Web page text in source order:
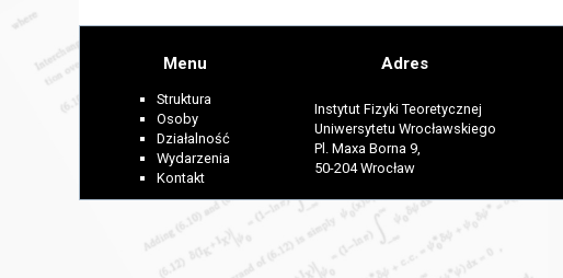
Menu
Struktura
Osoby
Działalność
Wydarzenia
Kontakt
Adres
Instytut Fizyki Teoretycznej
Uniwersytetu Wrocławskiego
Pl. Maxa Borna 9,
50-204 Wrocław